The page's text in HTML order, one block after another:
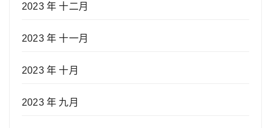
2023 年 十二月
2023 年 十一月
2023 年 十月
2023 年 九月